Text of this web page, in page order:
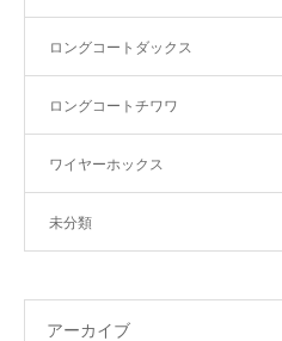
ロングコートダックス
ロングコートチワワ
ワイヤーホックス
未分類
アーカイブ